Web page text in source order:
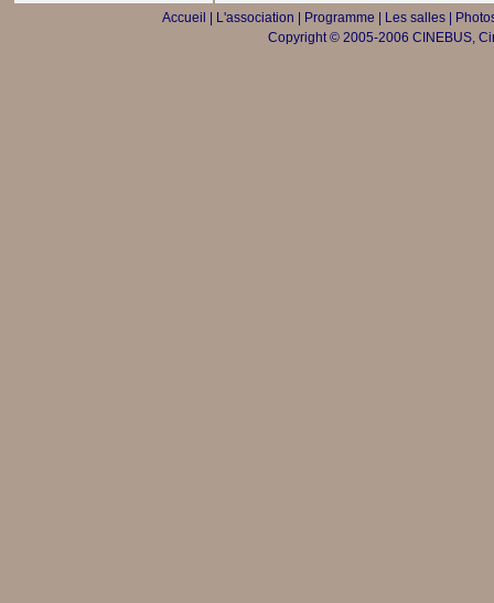
Accueil L'association Programme Les salles|
Copyright © 2005-2006 CINEBUS,